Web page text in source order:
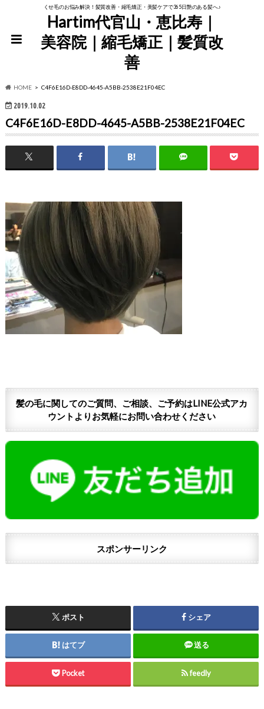
くせ毛のお悩み解決！髪質改善・縮毛矯正・美髪ケアで365日艶のある髪へ♪
Hartim代官山・恵比寿｜
美容院｜縮毛矯正｜髪質改
善
HOME C4F6E16D-E8DD-4645-A5BB-2538E21F04EC
2019.10.02
C4F6E16D-E8DD-4645-A5BB-2538E21F04EC
髪の毛に関してのご質問、ご相談、ご予約はLINE公式アカ
ウントよりお気軽にお問い合わせください
スポンサーリンク
ポスト シェア
はてブ 送る
Pocket feedly